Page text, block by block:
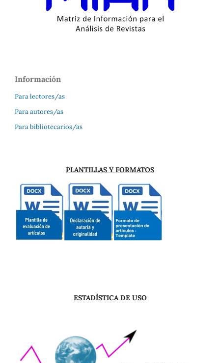
Información
Para lectores/as
Para autores/as
Para bibliotecarios/as
PLANTILLAS Y FORMATOS
ESTADÍSTICA DE USO